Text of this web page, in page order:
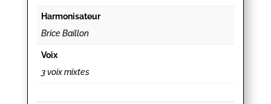
Harmonisateur
Brice Baillon
Voix
3 voix mixtes